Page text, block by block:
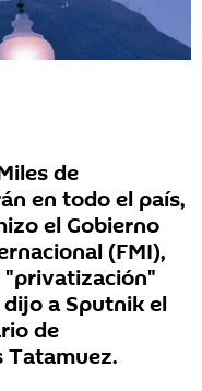
de
en todo el país,
el Gobierno
(FMI),
"privatización"
a Sputnik el
de
Tatamuez.